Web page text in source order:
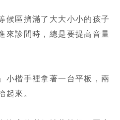
候區擠滿了大大小小的孩子
來診間時，總是要提高音量
小楷手裡拿著一台平板，兩
起來。